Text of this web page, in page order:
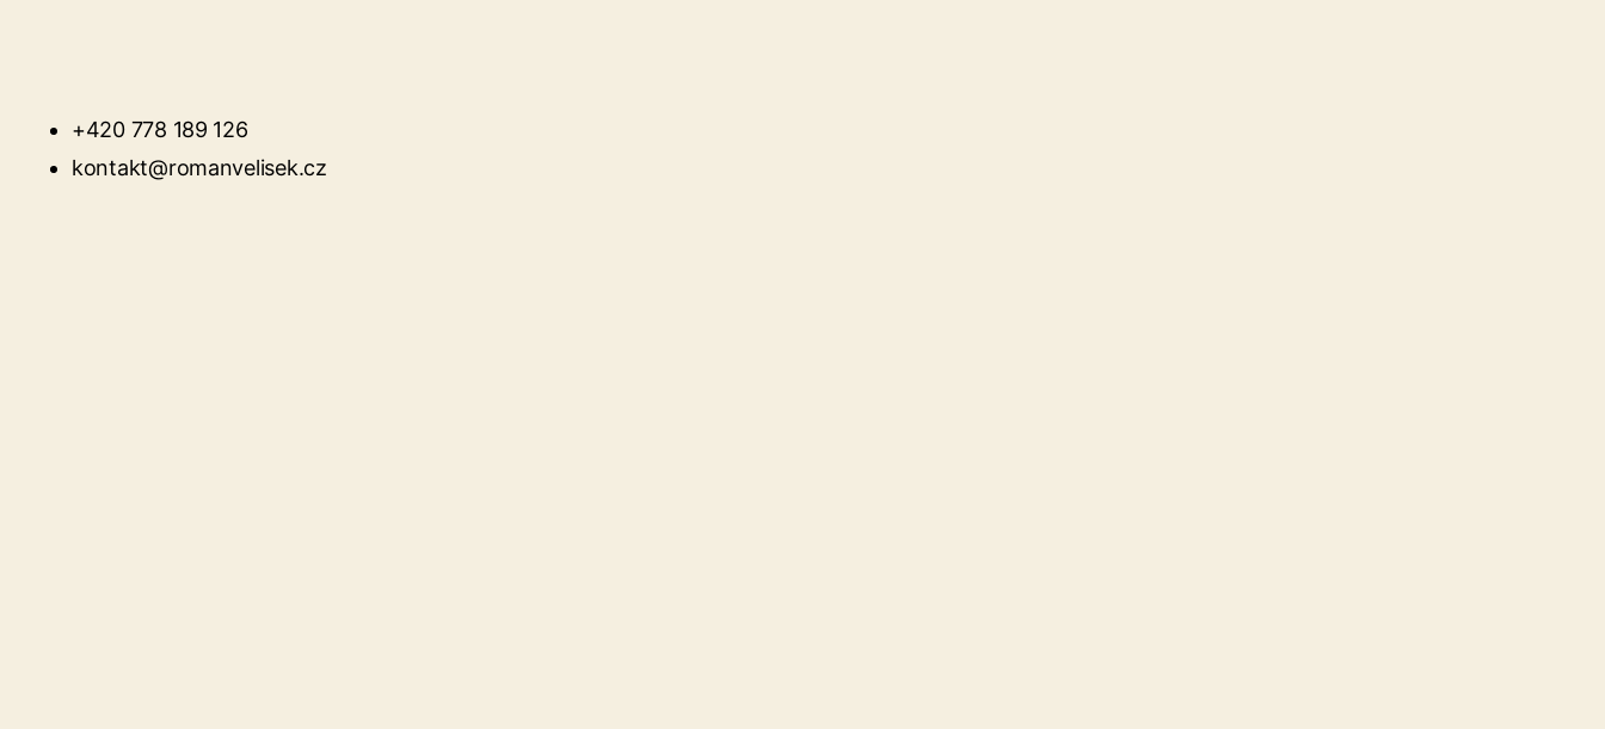
+420 778 189 126
kontakt@romanvelisek.cz